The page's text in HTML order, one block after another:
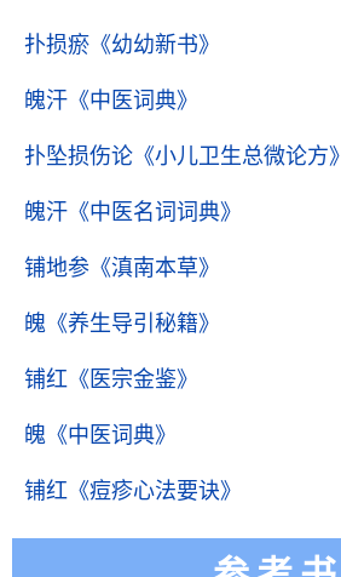
扑损瘀 《幼幼新书》
魄汗 《中医词典》
扑坠损伤论 《小儿卫生总微论方》
魄汗 《中医名词词典》
铺地参 《滇南本草》
魄 《养生导引秘籍》
铺红 《医宗金鉴》
魄 《中医词典》
铺红 《痘疹心法要诀》